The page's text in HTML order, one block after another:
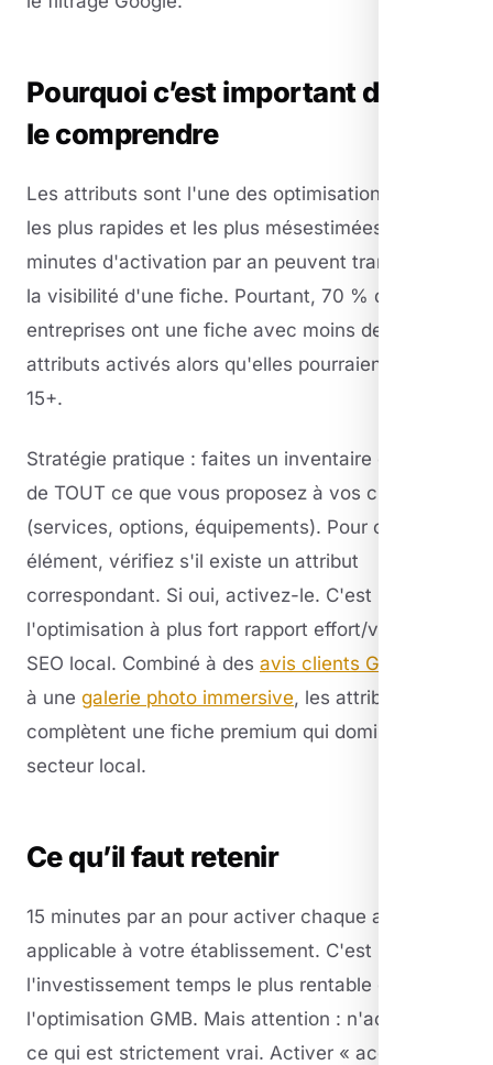
Pourquoi c’est important de bien
le comprendre
Les attributs sont l'une des optimisations GMB
les plus rapides et les plus mésestimées. 15
minutes d'activation par an peuvent transformer
la visibilité d'une fiche. Pourtant, 70 % des
entreprises ont une fiche avec moins de 5
attributs activés alors qu'elles pourraient en avoir
15+.
Stratégie pratique : faites un inventaire complet
de TOUT ce que vous proposez à vos clients
(services, options, équipements). Pour chaque
élément, vérifiez s'il existe un attribut
correspondant. Si oui, activez-le. C'est
l'optimisation à plus fort rapport effort/visibilité du
SEO local. Combiné à des avis clients Google
à une galerie photo immersive, les attributs
complètent une fiche premium qui domine son
secteur local.
Ce qu’il faut retenir
15 minutes par an pour activer chaque attribut
applicable à votre établissement. C'est
l'investissement temps le plus rentable de
l'optimisation GMB. Mais attention : n'activez que
ce qui est strictement vrai. Activer « accessibilité